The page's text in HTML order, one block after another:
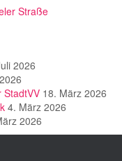
Straße
2026
StadtVV 18. März 2026
4. März 2026
2026